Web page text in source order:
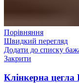
Порівняння
Швидкий перегляд
Додати до списку
Закрити
Клінкерна